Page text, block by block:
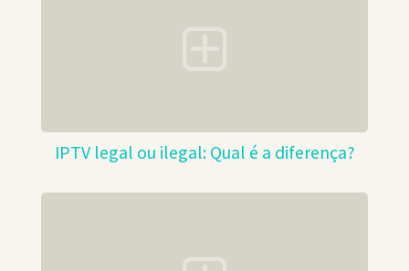
IPTV legal ou ilegal: Qual é a diferença?